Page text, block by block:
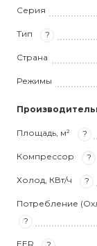
Серия
Тип ?
Страна
Режимы
Площадь, м² ?
Компрессор ?
Холод, КВт/ч ?
Потребление
?
EER